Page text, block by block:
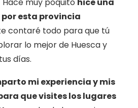
esta provincia
contaré todo para que tú
lo mejor de Huesca y
días.
mi experiencia y mis
que visites los lugares